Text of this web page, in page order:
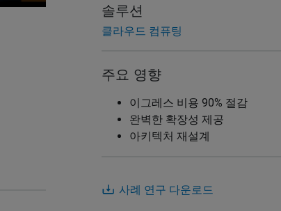
솔루션
클라우드 컴퓨팅
주요 영향
이그레스 비용 90% 절감
완벽한 확장성 제공
아키텍처 재설계
사례 연구 다운로드